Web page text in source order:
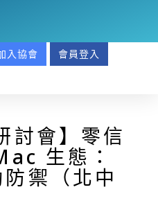
入協會 會員登入
討會】零信
生態：
禦（北中